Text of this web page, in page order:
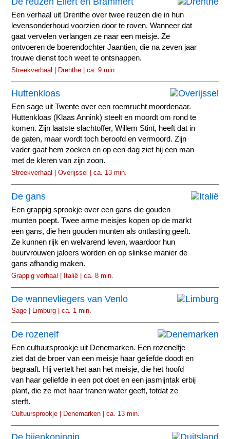
Een verhaal uit Drenthe over twee reuzen die in hun
levensonderhoud voorzien door te roven. Wanneer dat
gaat vervelen verlangen ze naar een meisje. Ze
ontvoeren de boerendochter Jaantien, die na zeven jaar
trouwe dienst toch weet te ontsnappen.
Streekverhaal | Drenthe | ca. 9 min.
Huttenkloas
Een sage uit Twente over een roemrucht moordenaar.
Huttenkloas (Klaas Annink) steelt en moordt om rond te
komen. Zijn laatste slachtoffer, Willem Stint, heeft dat in
de gaten, maar wordt toch beroofd en vermoord. Zijn
vader gaat hem zoeken en op een dag ziet hij een man
met de kleren van zijn zoon.
Streekverhaal | Overijssel | ca. 13 min.
De gans
Een grappig sprookje over een gans die gouden
munten poept. Twee arme meisjes kopen op de markt
een gans, die hen gouden munten als ontlasting geeft.
Ze kunnen rijk en welvarend leven, waardoor hun
buurvrouwen jaloers worden en op slinkse manier de
gans afhandig maken.
Grappig verhaal | Italië | ca. 8 min.
De wannevliegers van Venlo
Sage | Limburg | ca. 1 min.
De rozenelf
Een cultuursprookje uit Denemarken. Een rozenelfje
ziet dat de broer van een meisje haar geliefde doodt en
begraaft. Hij vertelt het aan het meisje, die het hoofd
van haar geliefde in een pot doet en een jasmijntak erbij
plant, die ze met haar tranen water geeft, totdat ze
sterft.
Cultuursprookje | Denemarken | ca. 13 min.